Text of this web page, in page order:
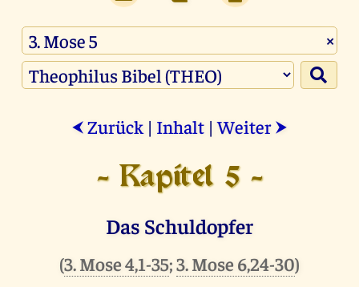
×
⮜ Zurück | Inhalt |Weiter ⮞
- Kapitel 5 -
Das Schuldopfer
(3. Mose 4,1-35;3. Mose 6,24-30)